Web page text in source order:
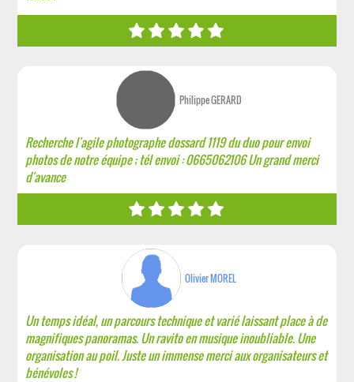
Philippe GERARD
Recherche l'agile photographe dossard 1119 du duo pour envoi
photos de notre équipe ; tél envoi : 0665062106 Un grand merci
d'avance
Olivier MOREL
Un temps idéal, un parcours technique et varié laissant place à de
magnifiques panoramas. Un ravito en musique inoubliable. Une
organisation au poil. Juste un immense merci aux organisateurs et
bénévoles !